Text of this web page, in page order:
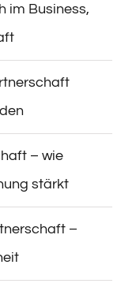
im Business,
– wie
stärkt
–